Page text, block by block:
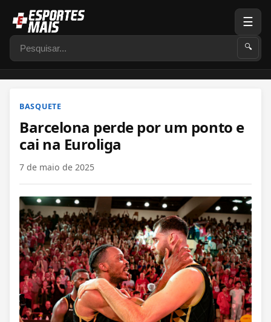
Pesquisar 🔍
☰
BASQUETE
Barcelona perde por um ponto e
cai na Euroliga
7 de maio de 2025